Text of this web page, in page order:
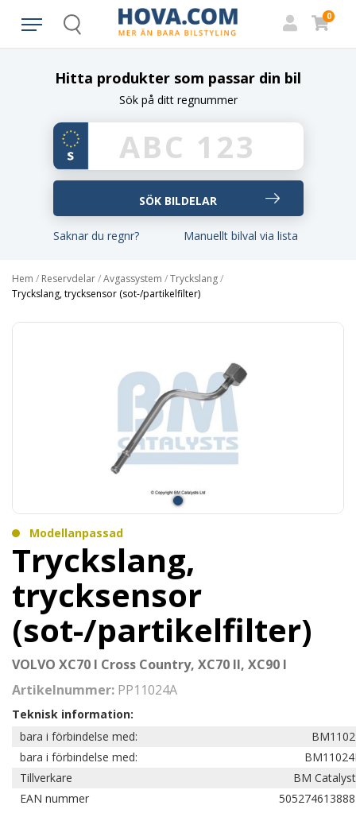
Search
0
Hitta produkter som passar din bil
Sök på ditt regnummer
Saknar du regnr? Manuellt bilval via lista
Hem / Reservdelar/Avgassystem /Tryckslang/
Tryckslang, trycksensor (sot-/partikelfilter)
Modellanpassad
Tryckslang,
trycksensor
(sot-/partikelfilter)
VOLVO XC70 I Cross Country, XC70 II, XC90 I
Artikelnummer: PP11024A
Teknisk information:
bara i förbindelse med:
bara i förbindelse med:
Tillverkare
BM
EAN nummer